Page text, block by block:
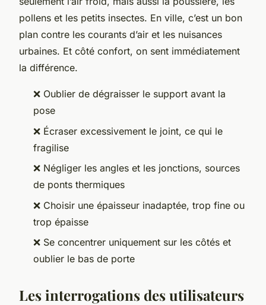
pollens et les petits insectes. En ville, c’est un bon
plan contre les courants d’air et les nuisances
urbaines. Et côté confort, on sent immédiatement
la différence.
❌ Oublier de dégraisser le support avant la
pose
❌ Écraser excessivement le joint, ce qui le
fragilise
❌ Négliger les angles et les jonctions, sources
de ponts thermiques
❌ Choisir une épaisseur inadaptée, trop fine ou
trop épaisse
❌ Se concentrer uniquement sur les côtés et
oublier le bas de porte
Les interrogations des utilisateurs